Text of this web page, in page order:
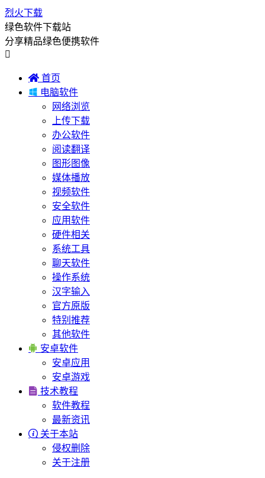
烈火下载
绿色软件下载站
分享精品绿色便携软件

 首页
 电脑软件
网络浏览
上传下载
办公软件
阅读翻译
图形图像
媒体播放
视频软件
安全软件
应用软件
硬件相关
系统工具
聊天软件
操作系统
汉字输入
官方原版
特别推荐
其他软件
 安卓软件
安卓应用
安卓游戏
 技术教程
软件教程
最新资讯
 关于本站
侵权删除
关于注册